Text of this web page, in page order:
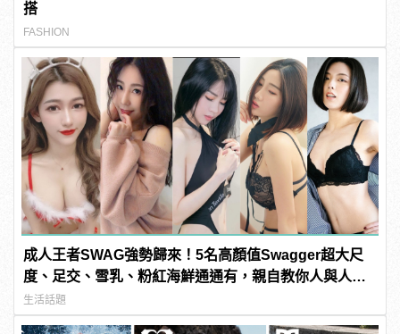
搭
FASHION
成人王者SWAG強勢歸來！5名高顏值Swagger超大尺
度、足交、雪乳、粉紅海鮮通通有，親自教你人與人的
連結！ | manfashion這樣變型男
生活話題